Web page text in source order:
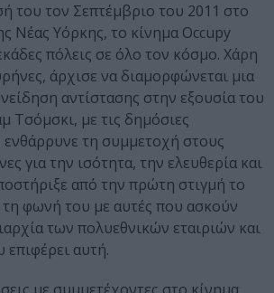
του τον Σεπτέμβριο του 2011 στο
Νέας Υόρκης, το κίνημα Occupy
πόλεις σε όλο τον κόσμο. Χάρη
άρχισε να διαμορφώνεται μια
αντίστασης στην εξουσία του
Τσόμσκι, με τις δημόσιες
ενθάρρυνε τη συμμετοχή στους
για την ισότητα, την ελευθερία και
από την πρώτη στιγμή το
τη φωνή του με αυτές που ασκούν
των πολυεθνικών εταιριών και
αυτή.